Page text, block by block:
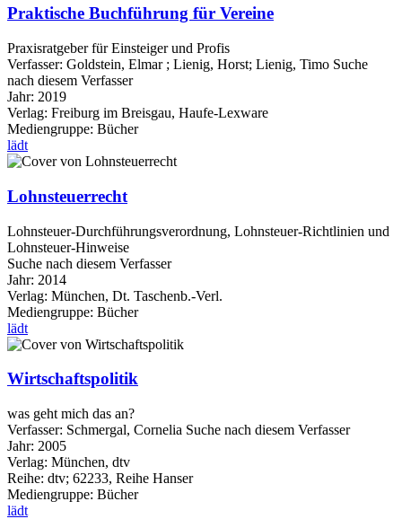
Praktische Buchführung für Vereine
Praxisratgeber für Einsteiger und Profis
Verfasser: Goldstein, Elmar ; Lienig, Horst; Lienig, Timo Suche
nach diesem Verfasser
Jahr: 2019
Verlag: Freiburg im Breisgau, Haufe-Lexware
Mediengruppe: Bücher
lädt
Lohnsteuerrecht
Lohnsteuer-Durchführungsverordnung, Lohnsteuer-Richtlinien und
Lohnsteuer-Hinweise
Suche nach diesem Verfasser
Jahr: 2014
Verlag: München, Dt. Taschenb.-Verl.
Mediengruppe: Bücher
lädt
Wirtschaftspolitik
was geht mich das an?
Verfasser: Schmergal, Cornelia Suche nach diesem Verfasser
Jahr: 2005
Verlag: München, dtv
Reihe: dtv; 62233, Reihe Hanser
Mediengruppe: Bücher
lädt